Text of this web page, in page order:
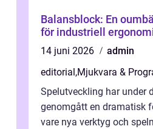
Balansblock: En
för industriell
14 juni 2026
admin
editorial,Mjukvara &
Spelutveckling har under
genomgått en dramatisk
vare nya verktyg och